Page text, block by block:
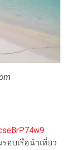
อบเรือนำเที่ยว